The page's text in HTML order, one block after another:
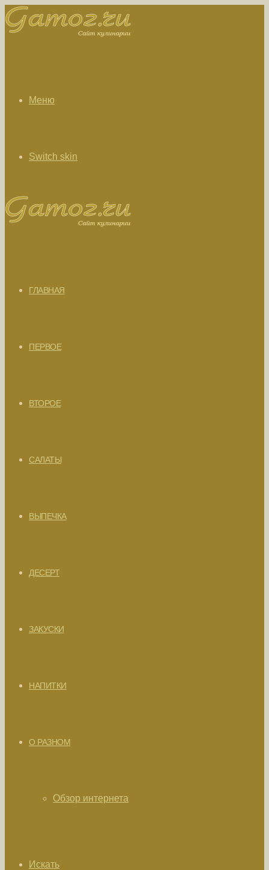
Меню
Switch skin
ГЛАВНАЯ
ПЕРВОЕ
ВТОРОЕ
САЛАТЫ
ВЫПЕЧКА
ДЕСЕРТ
ЗАКУСКИ
НАПИТКИ
О РАЗНОМ
Обзор интернета
Искать